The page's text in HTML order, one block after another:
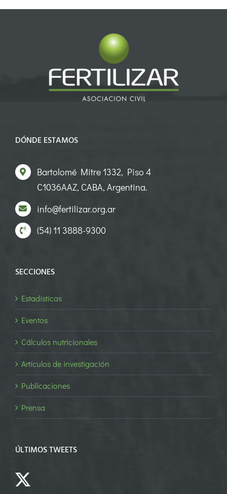
DÓNDE ESTAMOS
Bartolomé Mitre 1332, Piso 4
C1036AAZ, CABA, Argentina.
info@fertilizar.org.ar
(54) 11 3888-9300
SECCIONES
Estadísticas
Eventos
Cálculos nutricionales
Artículos de investigación
Publicaciones
Prensa
ÚLTIMOS TWEETS